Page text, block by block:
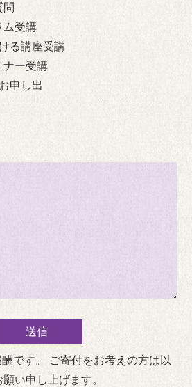
問
ム受講
る講座受講
ナー受講
申し出
です。 ご寄付をお考えの方は以
い申し上げます。